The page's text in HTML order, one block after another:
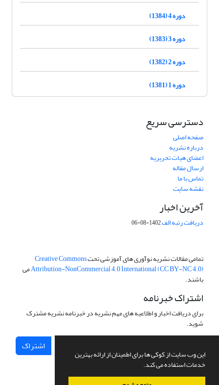
این وب سایت از کوکی ها برای اطمینان از ارائه بهترین
خدمات استفاده می کند.
دوره 4 (1384)
دوره 3 (1383)
دوره 2 (1382)
دوره 1 (1381)
دسترسی سریع
صفحه اصلی
درباره نشریه
اعضای هیات تحریریه
ارسال مقاله
تماس با ما
نقشه سایت
آخرین اخبار
دریافت رتبه الف1402-08-06
تمامی مقالات نشریه نوآوری های آموزشی تحتCreative Commons
Attribution-NonCommercial 4.0 International (CC BY-NC 4.0)می
باشند.
اشتراک خبرنامه
برای دریافت اخبار و اطلاعیه های مهم نشریه در خبرنامه نشریه مشترک
شوید.
اشتراک